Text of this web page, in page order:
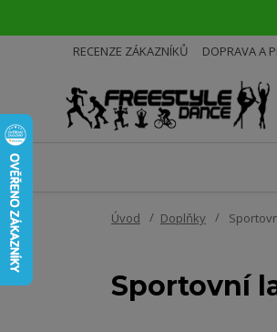
RECENZE ZÁKAZNÍKŮ DOPRAVA A
Úvod Doplňky
Sportovní